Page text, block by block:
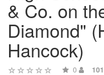
& Co. on
Diamond"
Hancock)
0